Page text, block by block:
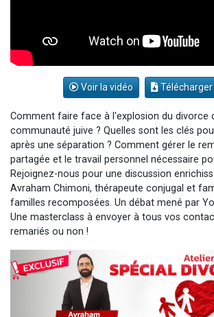
Voir la vidéo Télécharger
Comment faire face à l'explosion du divorce
communauté juive ? Quelles sont les clés
après une séparation ? Comment gérer le
partagée et le travail personnel nécessaire
Rejoignez-nous pour une discussion
Avraham Chimoni, thérapeute conjugal et
familles recomposées. Un débat mené par
Une masterclass à envoyer à tous vos
remariés ou non !